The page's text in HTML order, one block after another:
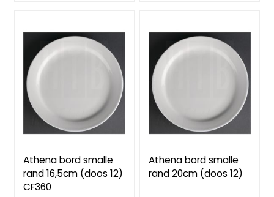
Athena bord smalle
rand 16,5cm (doos 12)
CF360
Athena bord smalle
rand 20cm (doos 12)